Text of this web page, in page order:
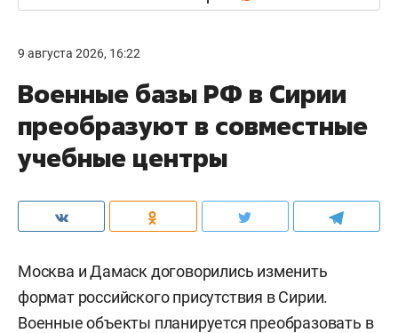
9 августа 2026, 16:22
Военные базы РФ в Сирии
преобразуют в совместные
учебные центры
Москва и Дамаск договорились изменить
формат российского присутствия в Сирии.
Военные объекты планируется преобразовать в